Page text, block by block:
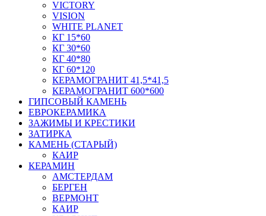
VICTORY
VISION
WHITE PLANET
КГ 15*60
КГ 30*60
КГ 40*80
КГ 60*120
КЕРАМОГРАНИТ 41,5*41,5
КЕРАМОГРАНИТ 600*600
ГИПСОВЫЙ КАМЕНЬ
ЕВРОКЕРАМИКА
ЗАЖИМЫ И КРЕСТИКИ
ЗАТИРКА
КАМЕНЬ (СТАРЫЙ)
КАИР
КЕРАМИН
АМСТЕРДАМ
БЕРГЕН
ВЕРМОНТ
КАИР